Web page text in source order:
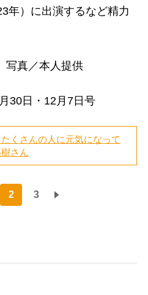
年）に出演するなど精力
真／本人提供
30日・12月7日号
くさんの人に元気になって
さん
2 3